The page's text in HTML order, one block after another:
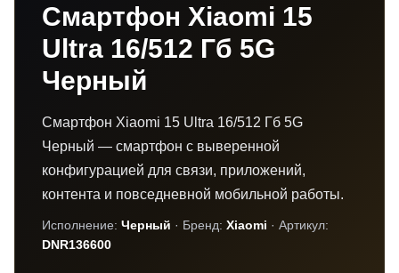
Смартфон Xiaomi 15
Ultra 16/512 Гб 5G
Черный
Смартфон Xiaomi 15 Ultra 16/512 Гб 5G
Черный — смартфон с выверенной
конфигурацией для связи, приложений,
контента и повседневной мобильной работы.
Исполнение: Черный · Бренд: Xiaomi · Артикул:
DNR136600